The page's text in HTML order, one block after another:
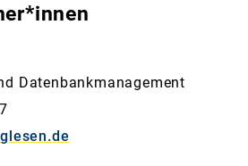
Datenbankmanagement